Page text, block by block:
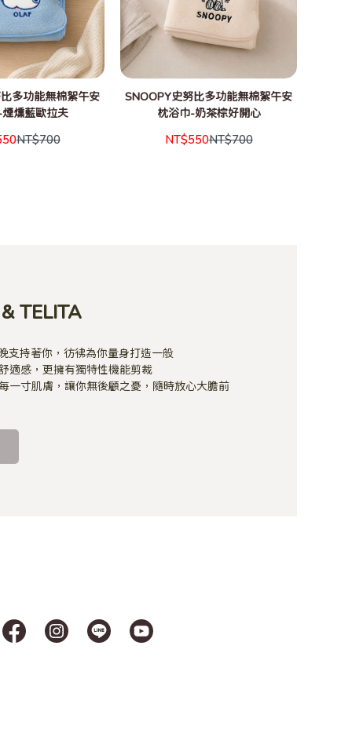
多功能無棉絮午安
燻藍歐拉夫
NT$700
SNOOPY史努比多功能無棉絮午安
枕浴巾-奶茶棕好開心
NT$550NT$700
TELITA
支持著你，彷彿為你量身打造一般
適感，更擁有獨特性機能剪裁
一寸肌膚，讓你無後顧之憂，隨時放心大膽前